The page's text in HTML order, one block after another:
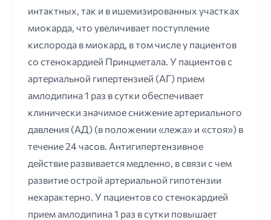
интактных, так и в ишемизированных участках
миокарда, что увеличивает поступление
кислорода в миокард, в том числе у пациентов
со стенокардией Принцметала. У пациентов с
артериальной гипертензией (АГ) прием
амлодипина 1 раз в сутки обеспечивает
клинически значимое снижение артериального
давления (АД) (в положении «лежа» и «стоя») в
течение 24 часов. Антигипертензивное
действие развивается медленно, в связи с чем
развитие острой артериальной гипотензии
нехарактерно. У пациентов со стенокардией
прием амлодипина 1 раз в сутки повышает